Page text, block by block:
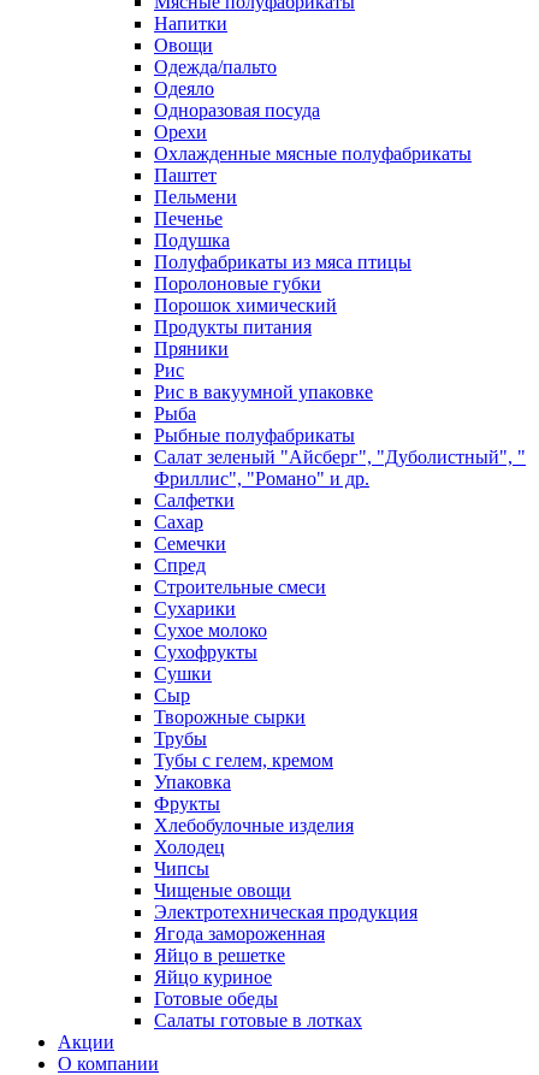
Напитки
Овощи
Одежда/пальто
Одеяло
Одноразовая посуда
Орехи
Охлажденные мясные полуфабрикаты
Паштет
Пельмени
Печенье
Подушка
Полуфабрикаты из мяса птицы
Поролоновые губки
Порошок химический
Продукты питания
Пряники
Рис
Рис в вакуумной упаковке
Рыба
Рыбные полуфабрикаты
Салат зеленый "Айсберг", "Дуболистный", "
Фриллис", "Романо" и др.
Салфетки
Сахар
Семечки
Спред
Строительные смеси
Сухарики
Сухое молоко
Сухофрукты
Сушки
Сыр
Творожные сырки
Трубы
Тубы с гелем, кремом
Упаковка
Фрукты
Хлебобулочные изделия
Холодец
Чипсы
Чищеные овощи
Электротехническая продукция
Ягода замороженная
Яйцо в решетке
Яйцо куриное
Готовые обеды
Салаты готовые в лотках
Акции
О компании